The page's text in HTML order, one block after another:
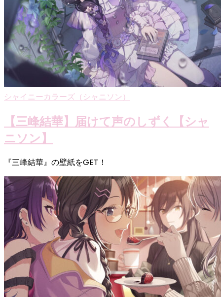
シャイニーカラーズ（シャニソン）
【三峰結華】届けて声のしずく【シャ
ニソン】
『三峰結華』の壁紙をGET！